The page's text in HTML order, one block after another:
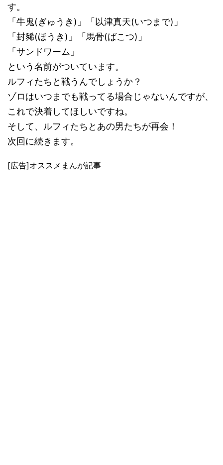
す。
「牛鬼(ぎゅうき)」「以津真天(いつまで)」
「封豨(ほうき)」「馬骨(ばこつ)」
「サンドワーム」
という名前がついています。
ルフィたちと戦うんでしょうか？
ゾロはいつまでも戦ってる場合じゃないんですが、
これで決着してほしいですね。
そして、ルフィたちとあの男たちが再会！
次回に続きます。
[広告]オススメまんが記事